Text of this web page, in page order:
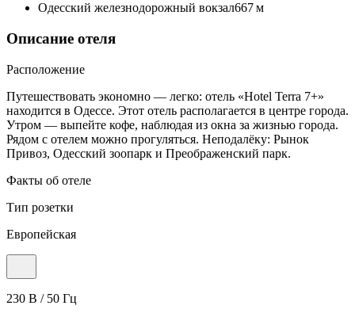
Одесский железнодорожный вокзал667 м
Описание отеля
Расположение
Путешествовать экономно — легко: отель «Hotel Terra 7+»
находится в Одессе. Этот отель располагается в центре города.
Утром — выпейте кофе, наблюдая из окна за жизнью города.
Рядом с отелем можно прогуляться. Неподалёку: Рынок
Привоз, Одесский зоопарк и Преображенский парк.
Факты об отеле
Тип розетки
Европейская
230 В / 50 Гц